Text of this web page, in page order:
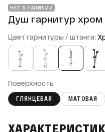
НЕТ В НАЛИЧИИ
Цвет гарнитуры / штанги:
Поверхность
ГЛЯНЦЕВАЯ МАТОВАЯ